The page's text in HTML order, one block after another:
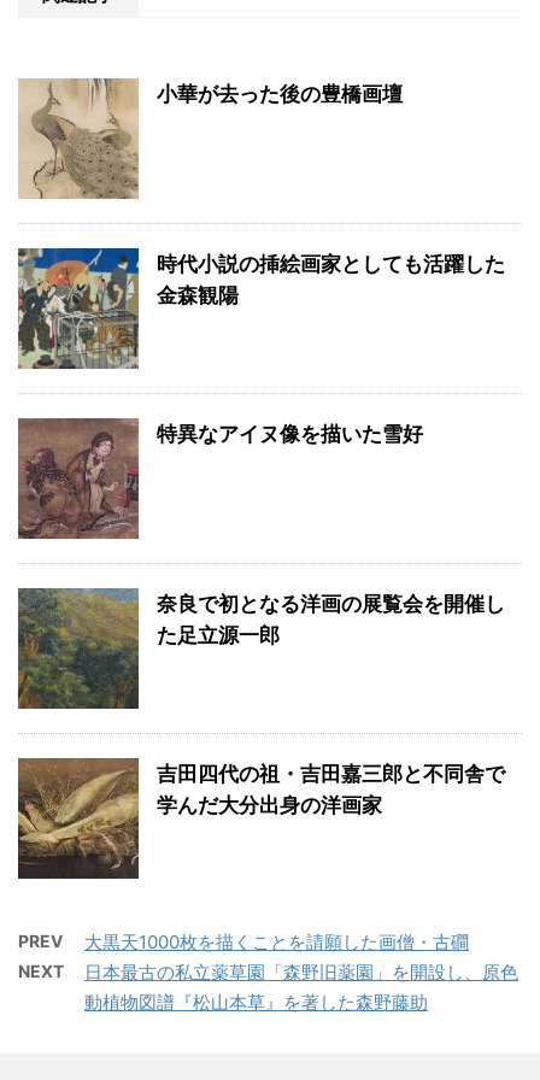
小華が去った後の豊橋画壇
時代小説の挿絵画家としても活躍した
金森観陽
特異なアイヌ像を描いた雪好
奈良で初となる洋画の展覧会を開催し
た足立源一郎
吉田四代の祖・吉田嘉三郎と不同舎で
学んだ大分出身の洋画家
PREV 大黒天1000枚を描くことを請願した画僧・古磵
NEXT
日本最古の私立薬草園「森野旧薬園」を開設し、原色
動植物図譜『松山本草』を著した森野藤助